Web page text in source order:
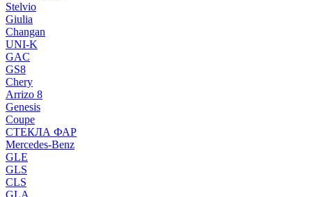
Stelvio
Giulia
Changan
UNI-K
GAC
GS8
Chery
Arrizo 8
Genesis
Coupe
СТЕКЛА ФАР
Mercedes-Benz
GLE
GLS
CLS
GLA